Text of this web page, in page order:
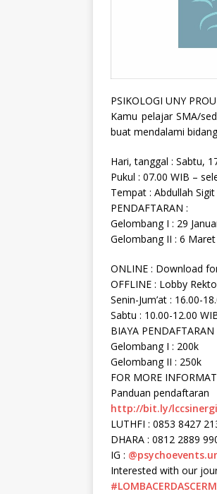
PSIKOLOGI UNY
Kamu pelajar SMA/
buat mendalami
Hari, tanggal : Sabtu,
Pukul : 07.00 WIB –
Tempat : Abdullah
PENDAFTARAN :
Gelombang I : 29
Gelombang II : 6
ONLINE : Download
OFFLINE : Lobby
Senin-Jum’at : 16.00-
Sabtu : 10.00-12.00
BIAYA PENDAFTARAN
Gelombang I : 200k
Gelombang II : 250k
FOR MORE
Panduan pendaftaran
http://bit.ly/
LUTHFI : 0853 8427
DHARA : 0812 2889
IG :
Interested with our